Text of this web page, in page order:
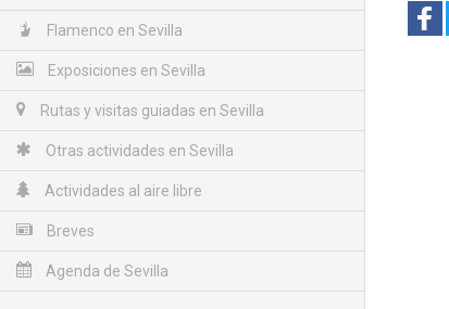
Flamenco en Sevilla
Exposiciones en Sevilla
Rutas y visitas guiadas en Sevilla
Otras actividades en Sevilla
Actividades al aire libre
Breves
Agenda de Sevilla